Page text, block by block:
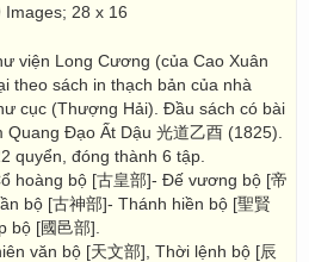
Images; 28 x 16
viện Long Cương (của Cao Xuân
theo sách in thạch bản của nhà
cục (Thượng Hải). Đầu sách có bài
Quang Đạo Ất Dậu 光道乙酉 (1825).
quyển, đóng thành 6 tập.
hoàng bộ [古皇部]- Đế vương bộ [帝
bộ [古神部]- Thánh hiền bộ [聖賢
bộ [國邑部].
văn bộ [天文部], Thời lệnh bộ [辰